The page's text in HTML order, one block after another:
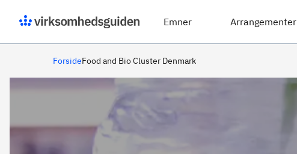
Emner Arrangementer
ForsideFood and Bio Cluster Denmark